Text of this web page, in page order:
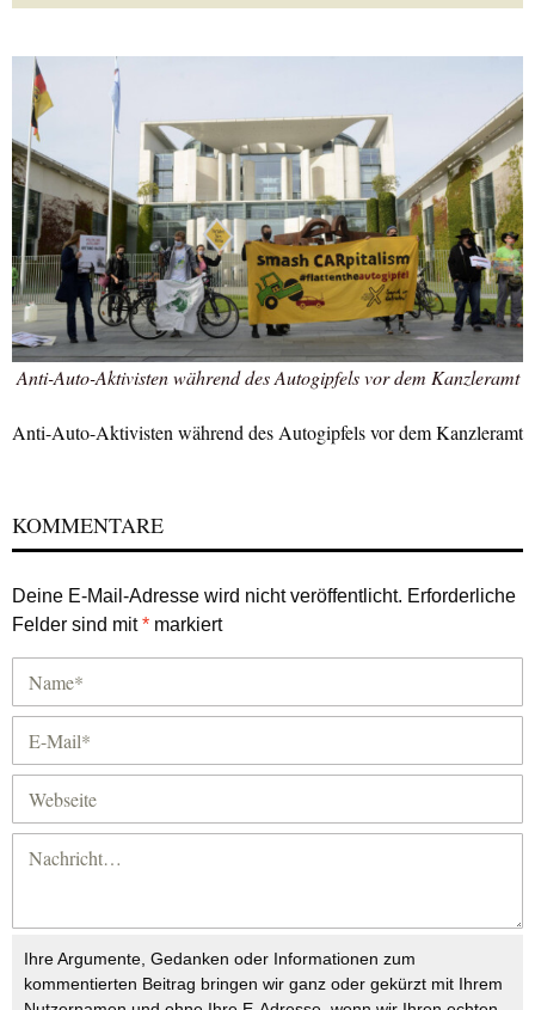
Anti-Auto-Aktivisten während des Autogipfels vor dem Kanzleramt
Anti-Auto-Aktivisten während des Autogipfels vor dem Kanzleramt
KOMMENTARE
Deine E-Mail-Adresse wird nicht veröffentlicht. Erforderliche
Felder sind mit* markiert
Ihre Argumente, Gedanken oder Informationen zum
kommentierten Beitrag bringen wir ganz oder gekürzt mit Ihrem